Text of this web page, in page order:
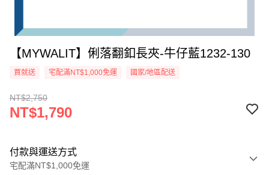
【MYWALIT】俐落翻釦長夾-牛仔藍1232-130
買就送 宅配滿NT$1,000免運 國家/地區配送
NT$2,750
NT$1,790
付款與運送方式
宅配滿NT$1,000免運